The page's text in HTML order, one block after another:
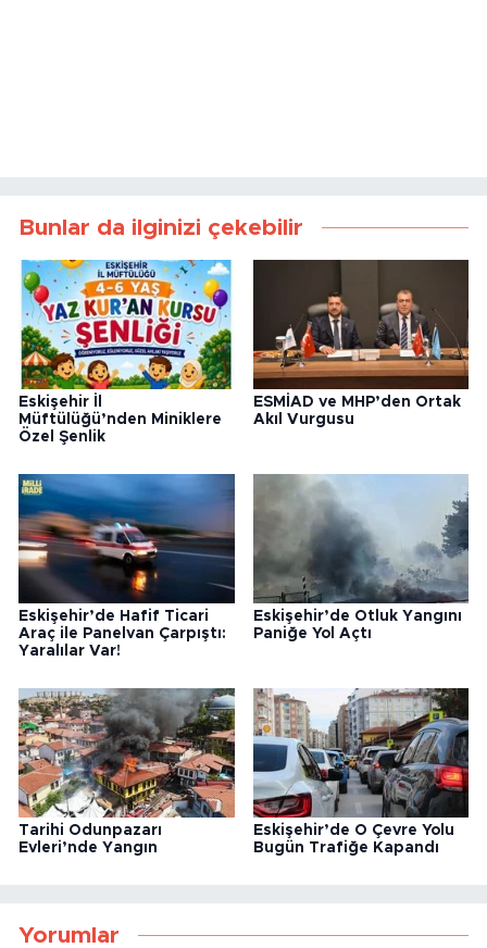
Bunlar da ilginizi çekebilir
Eskişehir İl
Müftülüğü’nden Miniklere
Özel Şenlik
ESMİAD ve MHP’den Ortak
Akıl Vurgusu
Eskişehir’de Hafif Ticari
Araç ile Panelvan Çarpıştı:
Yaralılar Var!
Eskişehir’de Otluk Yangını
Paniğe Yol Açtı
Tarihi Odunpazarı
Evleri’nde Yangın
Eskişehir’de O Çevre Yolu
Bugün Trafiğe Kapandı
Yorumlar